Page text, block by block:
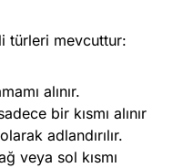
türleri mevcuttur:
alınır.
bir kısmı alınır
adlandırılır.
veya sol kısmı